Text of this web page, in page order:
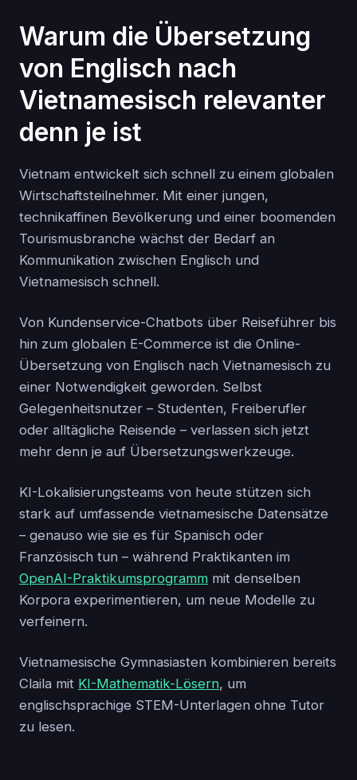
Warum die Übersetzung
von Englisch nach
Vietnamesisch relevanter
denn je ist
Vietnam entwickelt sich schnell zu einem globalen
Wirtschaftsteilnehmer. Mit einer jungen,
technikaffinen Bevölkerung und einer boomenden
Tourismusbranche wächst der Bedarf an
Kommunikation zwischen Englisch und
Vietnamesisch schnell.
Von Kundenservice-Chatbots über Reiseführer bis
hin zum globalen E-Commerce ist die Online-
Übersetzung von Englisch nach Vietnamesisch zu
einer Notwendigkeit geworden. Selbst
Gelegenheitsnutzer – Studenten, Freiberufler
oder alltägliche Reisende – verlassen sich jetzt
mehr denn je auf Übersetzungswerkzeuge.
KI-Lokalisierungsteams von heute stützen sich
stark auf umfassende vietnamesische Datensätze
– genauso wie sie es für Spanisch oder
Französisch tun – während Praktikanten im
OpenAI-Praktikumsprogramm mit denselben
Korpora experimentieren, um neue Modelle zu
verfeinern.
Vietnamesische Gymnasiasten kombinieren bereits
Claila mit KI-Mathematik-Lösern, um
englischsprachige STEM-Unterlagen ohne Tutor
zu lesen.